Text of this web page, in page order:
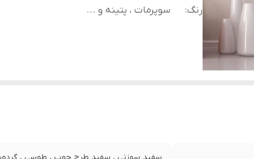
رنگ:
سوپرمات ، پتینه و ...